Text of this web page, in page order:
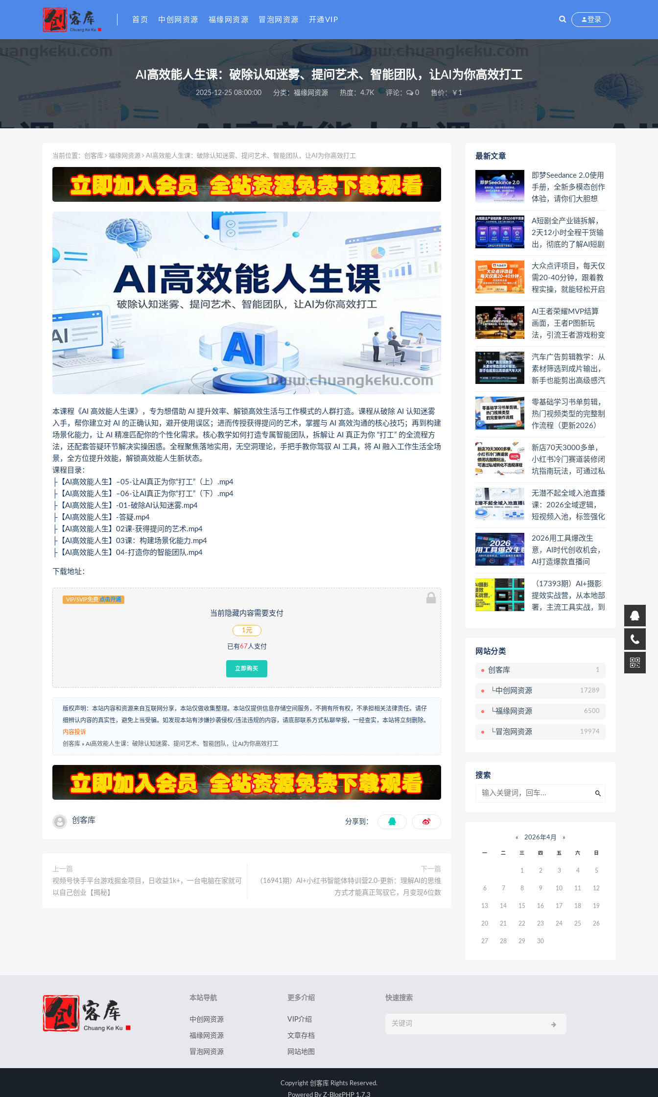
首页 中创网资源 福缘网资源 冒泡网资源 开通VIP 登录
AI高效能人生课：破除认知迷雾、提问艺术、智能团队，让AI为你高效打工
2025-12-25 08:00:00 分类： 福缘网资源 热度：4.7K 评论： 0 售价：￥1
当前位置： 创客库 福缘网资源 AI高效能人生课：破除认知迷雾、提问艺术、智能团队，让AI为你高效打工
本课程《AI 高效能人生课》，专为想借助 AI 提升效率、解锁高效生活与工作模式的人群打造。课程从破除 AI 认知迷雾
入手，帮你建立对 AI 的正确认知，避开使用误区；进而传授获得提问的艺术，掌握与 AI 高效沟通的核心技巧；再到构建
场景化能力，让 AI 精准匹配你的个性化需求。核心教学如何打造专属智能团队，拆解让 AI 真正为你 “打工” 的全流程方
法，还配套答疑环节解决实操困惑。全程聚焦落地实用，无空洞理论，手把手教你驾驭 AI 工具，将 AI 融入工作生活全场
景，全方位提升效能，解锁高效能人生新状态。
课程目录：
├【AI高效能人生】–05-让AI真正为你“打工”（上）.mp4
├【AI高效能人生】–06-让AI真正为你“打工”（下）.mp4
├【AI高效能人生】-01-破除AI认知迷雾.mp4
├【AI高效能人生】-答疑.mp4
├【AI高效能人生】02课-获得提问的艺术.mp4
├【AI高效能人生】03课：构建场景化能力.mp4
├【AI高效能人生】04-打造你的智能团队.mp4
下载地址：
VIP/SVIP免费 点击开通
当前隐藏内容需要支付
1元
已有67人支付
立即购买
版权声明：本站内容和资源来自互联网分享，本站仅做收集整理。本站仅提供信息存储空间服务，不拥有所有权，不承担相关法律责任。请仔
细辨认内容的真实性，避免上当受骗。如发现本站有涉嫌抄袭侵权/违法违规的内容，请底部联系方式私聊举报，一经查实，本站将立刻删除。
内容投诉
创客库 » AI高效能人生课：破除认知迷雾、提问艺术、智能团队，让AI为你高效打工
创客库 分享到：
上一篇
视频号快手平台游戏掘金项目，日收益1k+，一台电脑在家就可
以自己创业【揭秘】
下一篇
（16941期）AI+小红书智能体特训营2.0-更新：理解AI的思维
方式才能真正驾驭它，月变现6位数
最新文章
即梦Seedance 2.0使用
手册，全新多模态创作
体验，请你们大胆想
A短剧全产业链拆解，
2天12小时全程干货输
出，彻底的了解AI短剧
大众点评项目，每天仅
需20-40分钟，跟着教
程实操，就能轻松开启
AI王者荣耀MVP结算
画面，王者P图新玩
法，引流王者游戏粉变
汽车广告剪辑教学：从
素材筛选到成片输出，
新手也能剪出高级感汽
零基础学习书单剪辑，
热门视频类型的完整制
作流程（更新2026）
新店70天3000多单，
小红书冷门赛道装修闭
坑指南玩法，可通过私
无潜不起全域入池直播
课：2026全域逻辑，
短视频入池，标签强化
2026用工具爆改生
意，AI时代创收机会，
AI打造爆款直播间
（17393期）AI+摄影
提效实战营，从本地部
署，主流工具实战，到
网站分类
创客库 1
└中创网资源 17289
└福缘网资源 6500
└冒泡网资源 19974
搜索
« 2026年4月 »
一 二 三 四 五 六 日
1 2 3 4 5
6 7 8 9 10 11 12
13 14 15 16 17 18 19
20 21 22 23 24 25 26
27 28 29 30
本站导航
中创网资源
福缘网资源
冒泡网资源
更多介绍
VIP介绍
文章存档
网站地图
快速搜索
Copyright 创客库 Rights Reserved.
Powered By Z-BlogPHP 1.7.3